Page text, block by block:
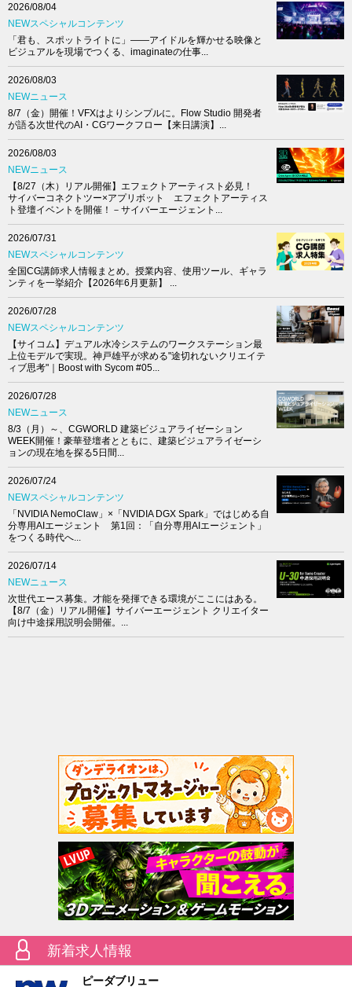
2026/08/04
NEWスペシャルコンテンツ
「君も、スポットライトに」――アイドルを輝かせる映像と
ビジュアルを現場でつくる、imaginateの仕事...
2026/08/03
NEWニュース
8/7（金）開催！VFXはよりシンプルに。Flow Studio 開発者
が語る次世代のAI・CGワークフロー【来日講演】...
2026/08/03
NEWニュース
【8/27（木）リアル開催】エフェクトアーティスト必見！
サイバーコネクトツー×アプリボット エフェクトアーティス
ト登壇イベントを開催！－サイバーエージェント...
2026/07/31
NEWスペシャルコンテンツ
全国CG講師求人情報まとめ。授業内容、使用ツール、ギャラ
ンティを一挙紹介【2026年6月更新】 ...
2026/07/28
NEWスペシャルコンテンツ
【サイコム】デュアル水冷システムのワークステーション最
上位モデルで実現。神戸雄平が求める"途切れないクリエイテ
ィブ思考"｜Boost with Sycom #05...
2026/07/28
NEWニュース
8/3（月）～、CGWORLD 建築ビジュアライゼーション
WEEK開催！豪華登壇者とともに、建築ビジュアライゼーシ
ョンの現在地を探る5日間...
2026/07/24
NEWスペシャルコンテンツ
「NVIDIA NemoClaw」×「NVIDIA DGX Spark」ではじめる自
分専用AIエージェント 第1回：「自分専用AIエージェント」
をつくる時代へ...
2026/07/14
NEWニュース
次世代エース募集。才能を発揮できる環境がここにはある。
【8/7（金）リアル開催】サイバーエージェント クリエイター
向け中途採用説明会開催。...
新着求人情報
ピーダブリュー